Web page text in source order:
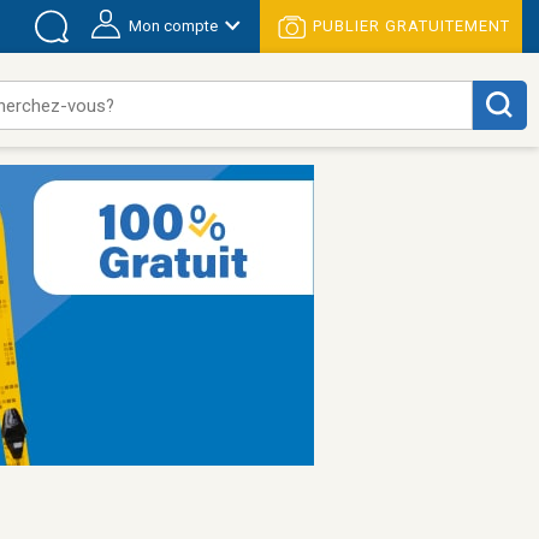
Mon compte PUBLIER GRATUITEMENT
vous?